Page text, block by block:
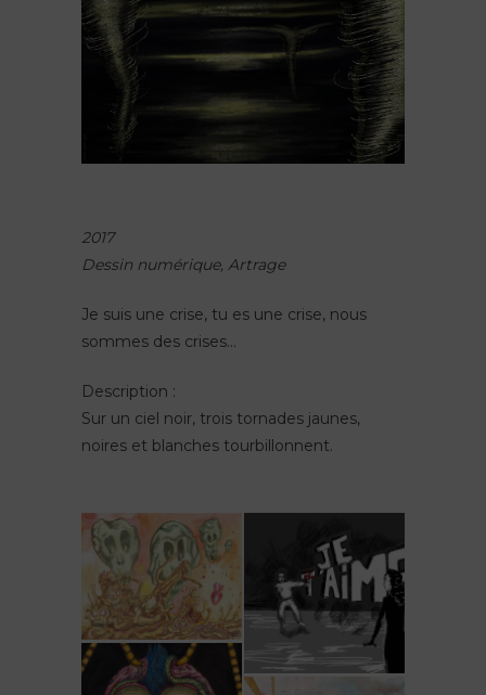
2017
Dessin numérique, Artrage
Je suis une crise, tu es une crise, nous
sommes des crises…
Description :
Sur un ciel noir, trois tornades jaunes,
noires et blanches tourbillonnent.